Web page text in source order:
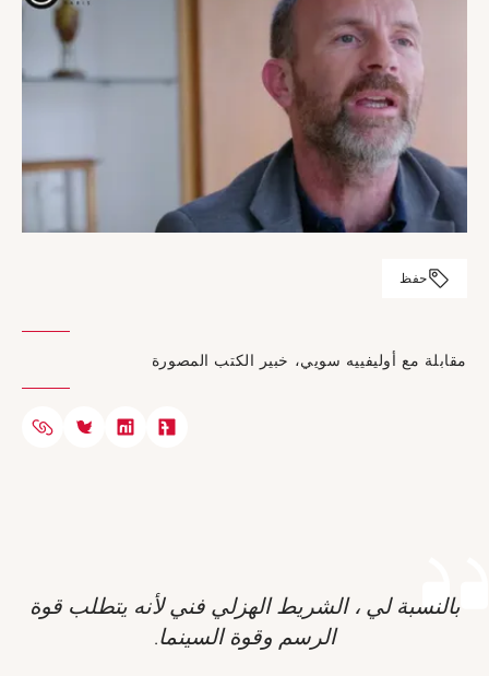
حفظ
مقابلة مع أوليفييه سويي، خبير الكتب المصورة
بالنسبة لي ، الشريط الهزلي فني لأنه يتطلب قوة
الرسم وقوة السينما.